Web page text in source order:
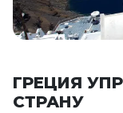
ГРЕЦИЯ
СТРАНУ